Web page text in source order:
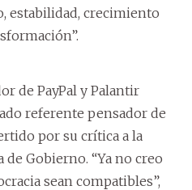
estabilidad, crecimiento
de PayPal y Palantir
referente pensador de
por su crítica a la
Gobierno. “Ya no creo
sean compatibles”,